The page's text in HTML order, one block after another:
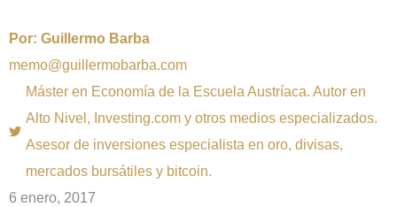
Por: Guillermo Barba
memo@guillermobarba.com
Máster en Economía de la Escuela Austríaca. Autor en
Alto Nivel, Investing.com y otros medios especializados.
Asesor de inversiones especialista en oro, divisas,
mercados bursátiles y bitcoin.
6 enero, 2017